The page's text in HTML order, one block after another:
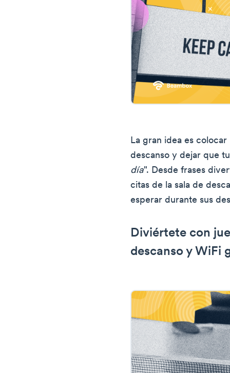
La gran idea es
descanso y dejar que
día". Desde frases
citas de la sala de
esperar durante sus
Diviértete con
descanso y WiFi